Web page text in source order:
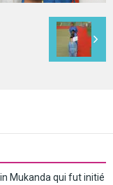
Mukanda qui fut initié